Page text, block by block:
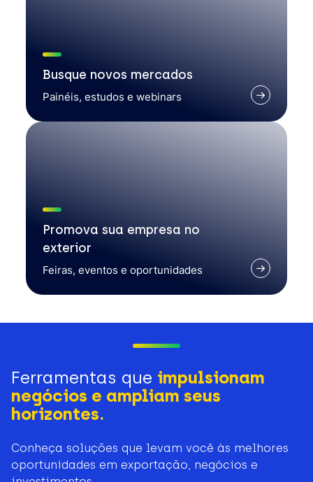
Busque novos mercados
Painéis, estudos e webinars
Promova sua empresa no
exterior
Feiras, eventos e oportunidades
Ferramentas que impulsionam
negócios e ampliam seus
horizontes.
Conheça soluções que levam você às melhores
oportunidades em exportação, negócios e